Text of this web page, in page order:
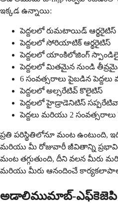
ఇక్కడ ఉన్నాయి:
పెద్దలలో రుమటాయిడ్ ఆర్థరైటిస్
పెద్దలలో సోరియాటిక్ ఆర్థరైటిస్
పెద్దలలో యాంకిలోజింగ్
పెద్దలలో మితమైన నుండి
6 సంవత్సరాలు పైబడిన
పెద్దలలో అల్సరేటివ్ కొలైటిస్
పెద్దలలో హైడ్రాడెనిటిస్
పెద్దలు మరియు 2
ప్రతి పరిస్థితిలోనూ మంట ఉంటుంది,
మరియు మీ రోజువారీ జీవితాన్ని
మంట తగ్గుతుంది, దీని వలన మీరు
మరియు మీరు ఆనందించే
అడాలిముమాబ్-ఎఫ్‌కెజెపి